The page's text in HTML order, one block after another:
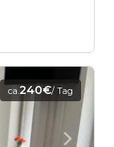
ca.240€/ Tag